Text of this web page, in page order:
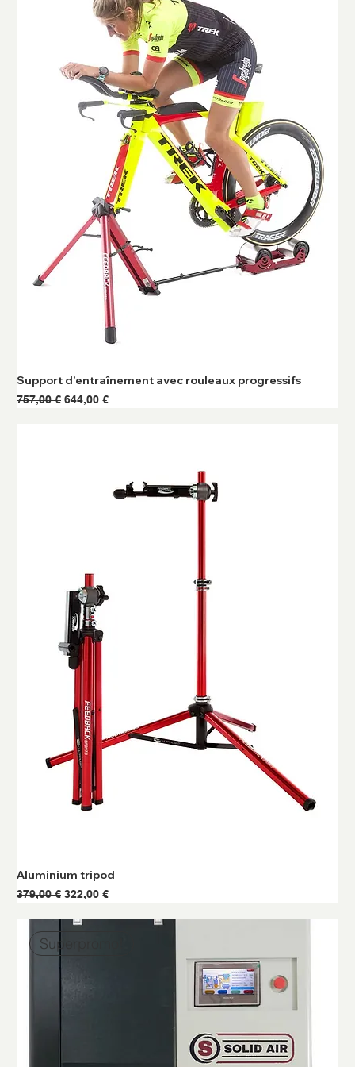
Support d’entraînement avec rouleaux progressifs
Prix original
757,00 € Prix promotionnel
644,00 €
Aluminium tripod
Prix original
379,00 € Prix promotionnel
322,00 €
Superpromo!